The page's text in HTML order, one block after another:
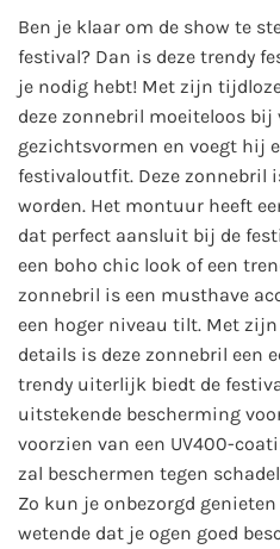
Ben je klaar om de show te
festival? Dan is deze trendy
je nodig hebt! Met zijn
deze zonnebril moeiteloos bij
gezichtsvormen en voegt hij
festivaloutfit. Deze zonnebril
worden. Het montuur heeft
dat perfect aansluit bij de
een boho chic look of een
zonnebril is een musthave
een hoger niveau tilt. Met zijn
details is deze zonnebril een
trendy uiterlijk biedt de
uitstekende bescherming
voorzien van een UV400-
zal beschermen tegen
Zo kun je onbezorgd
wetende dat je ogen goed